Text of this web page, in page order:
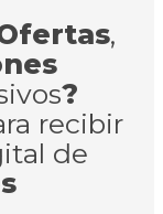
,
?
recibir
de